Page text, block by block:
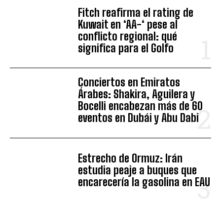
Fitch reafirma el rating de
Kuwait en ‘AA-‘ pese al
conflicto regional: qué
significa para el Golfo
Conciertos en Emiratos
Árabes: Shakira, Aguilera y
Bocelli encabezan más de 60
eventos en Dubái y Abu Dabi
Estrecho de Ormuz: Irán
estudia peaje a buques que
encarecería la gasolina en EAU